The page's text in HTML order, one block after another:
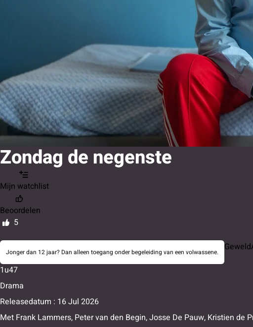
Zondag de negenste
Mijn watchlist
Beoordelen
5
Jonger dan 12 jaar? Dan alleen toegang onder begeleiding van een volwassene. Geweld
1u47
Drama
Releasedatum : 16 Jul 2026
Met Frank Lammers, Peter van den Begin,Josse De Pauw, Kristien de